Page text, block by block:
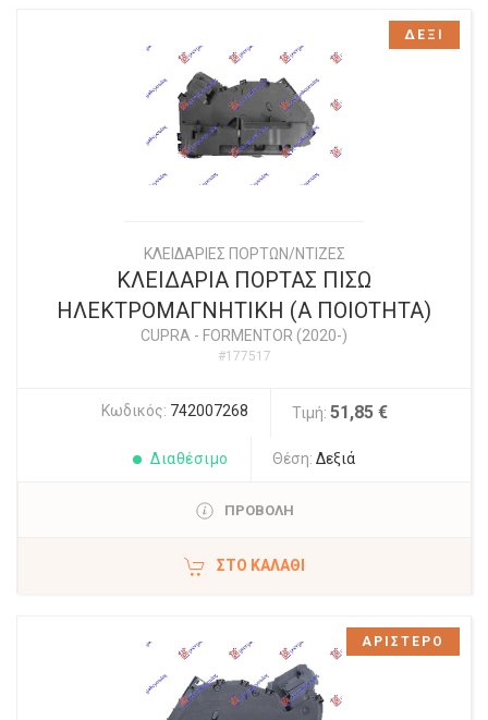
ΚΛΕΙΔΑΡΙΕΣ ΠΟΡΤΩΝ/ΝΤΙΖΕΣ
ΚΛΕΙΔΑΡΙΑ ΠΟΡΤΑΣ ΠΙΣΩ
ΗΛΕΚΤΡΟΜΑΓΝΗΤΙΚΗ (Α ΠΟΙΟΤΗΤΑ)
CUPRA - FORMENTOR (2020-)
#177517
Κωδικός: 742007268 Τιμή: 51,85 €
Διαθέσιμο Θέση: Δεξιά
ΠΡΟΒΟΛΗ
ΣΤΟ ΚΑΛΆΘΙ
ΔΕΞΙ
ΑΡΙΣΤΕΡΟ